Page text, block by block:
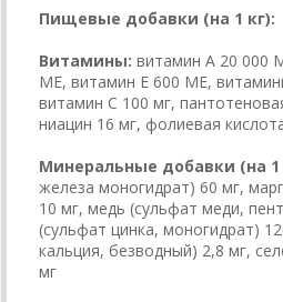
Пищевые добавки (на 1 кг):
Витамины: витамин А 20 000
МЕ, витамин Е 600 МЕ,
витамин С 100 мг,
ниацин 16 мг, фолиевая
Минеральные добавки (на 1
железа моногидрат) 60 мг,
10 мг, медь (сульфат меди,
(сульфат цинка, моногидрат)
кальция, безводный) 2,8 мг,
мг